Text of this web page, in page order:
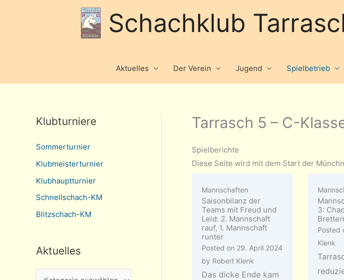
Schachklub
Aktuelles Der Verein Jugend Spielbetrieb
Klubturniere
Sommerturnier
Klubmeisterturnier
Klubhauptturnier
Schnellschach-KM
Blitzschach-KM
Aktuelles
Tarrasch 5 – C-
Spielberichte
Diese Seite wird mit dem Start der
Mannschaften
Saisonbilanz der
Teams mit Freud und
Leid: 2. Mannschaft
rauf, 1. Mannschaft
runter
Posted on 29. April 2024
by Robert Klenk
Das dicke Ende kam
3:
Posted
Klenk